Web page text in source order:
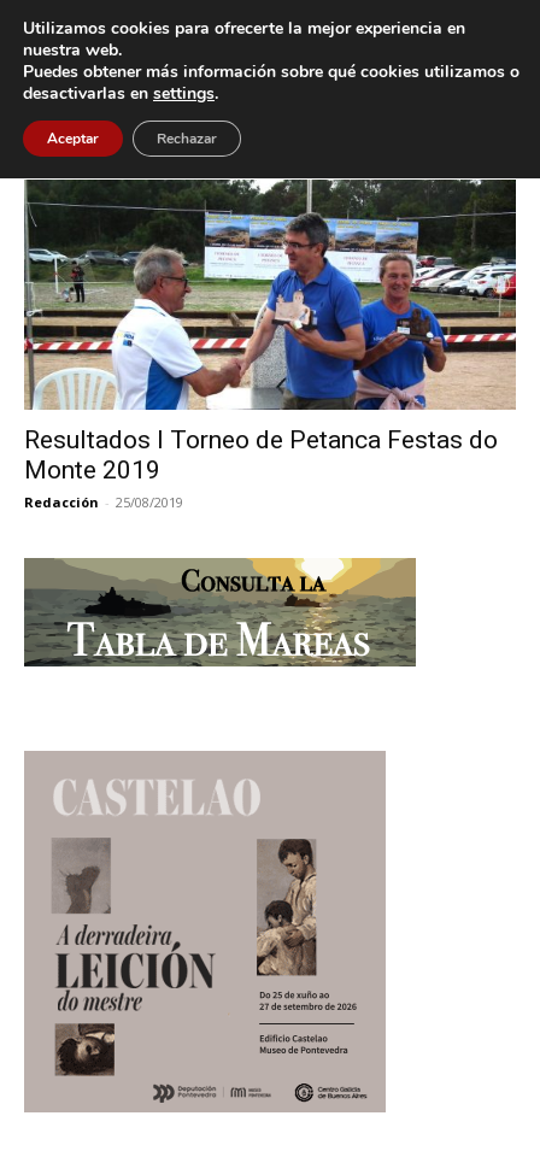
Inicio Etiquetas O Caldeiro-Codesal
Etiqueta: O Caldeiro-Codesal
Resultados I Torneo de Petanca Festas do
Monte 2019
Redacción - 25/08/2019
Utilizamos cookies para ofrecerte la mejor experiencia en
nuestra web.
Puedes obtener más información sobre qué cookies utilizamos o
desactivarlas en settings.
Aceptar Rechazar